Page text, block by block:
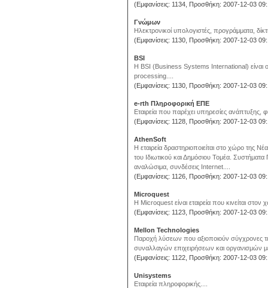
(Εμφανίσεις: 1134, Προσθήκη: 2007-12-03
Γνώμων
Ηλεκτρονικοί υπολογιστές, προγράμματα,
(Εμφανίσεις: 1130, Προσθήκη: 2007-12-03
BSI
H BSI (Business Systems International) είναι
processing....
(Εμφανίσεις: 1130, Προσθήκη: 2007-12-03
e-rth Πληροφορική ΕΠΕ
Εταιρεία που παρέχει υπηρεσίες
(Εμφανίσεις: 1128, Προσθήκη: 2007-12-03
AthenSoft
Η εταιρεία δραστηριοποιείται στο χώρο της
του Ιδιωτικού και Δημόσιου Τομέα.
αναλώσιμα, συνδέσεις Internet....
(Εμφανίσεις: 1126, Προσθήκη: 2007-12-03
Microquest
Η Microquest είναι εταιρεία που κινείται
(Εμφανίσεις: 1123, Προσθήκη: 2007-12-03
Mellon Technologies
Παροχή λύσεων που αξιοποιούν σύγχρονες
συναλλαγών επιχειρήσεων και οργανισμών
(Εμφανίσεις: 1122, Προσθήκη: 2007-12-03
Unisystems
Εταιρεία πληροφορικής....